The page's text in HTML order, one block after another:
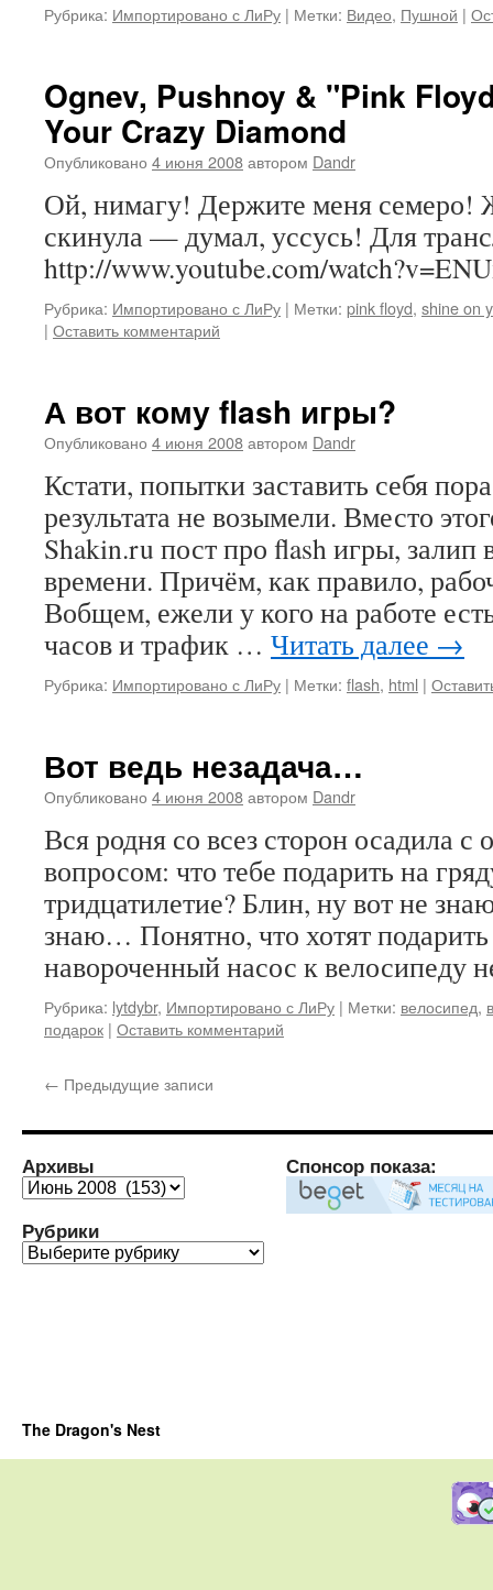
Рубрика: Импортировано с ЛиРу | Метки: Видео, Пушной |
Ognev, Pushnoy & "Pink
Your Crazy Diamond
Опубликовано 4 июня 2008автором Dandr
Ой, нимагу! Держите меня семеро!
скинула — думал, уссусь! Для
http://www.youtube.com/
Рубрика: Импортировано с ЛиРу | Метки: pink floyd, shine on
| Оставить комментарий
А вот кому flash игры?
Опубликовано 4 июня 2008автором Dandr
Кстати, попытки заставить себя
результата не возымели. Вместо
Shakin.ru пост про flash игры, залип
времени. Причём, как правило,
Вобщем, ежели у кого на работе
часов и трафик … Читать далее →
Рубрика: Импортировано с ЛиРу | Метки: flash, html |
Вот ведь незадача…
Опубликовано 4 июня 2008автором Dandr
Вся родня со всез сторон осадила
вопросом: что тебе подарить на
тридцатилетие? Блин, ну вот не
знаю… Понятно, что хотят
навороченный насос к велосипеду
Рубрика: lytdybr, Импортировано с ЛиРу | Метки: велосипед,
подарок | Оставить комментарий
← Предыдущие записи
Архивы
Архивы
Рубрики
Рубрики
Спонсор показа:
The Dragon's Nest